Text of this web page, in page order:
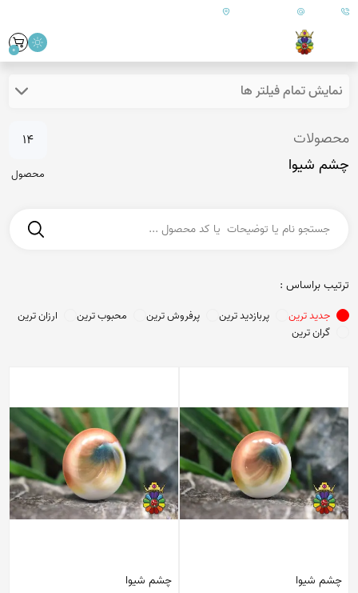
09179890157 ایران - فارس - کازرون
0
نمایش تمام فیلتر ها
محصولات
چشم شیوا
14
محصول
ترتیب براساس :
جدید ترین پربازدید ترین پرفروش ترین محبوب ترین
ارزان ترین
گران ترین
چشم شیوا چشم شیوا